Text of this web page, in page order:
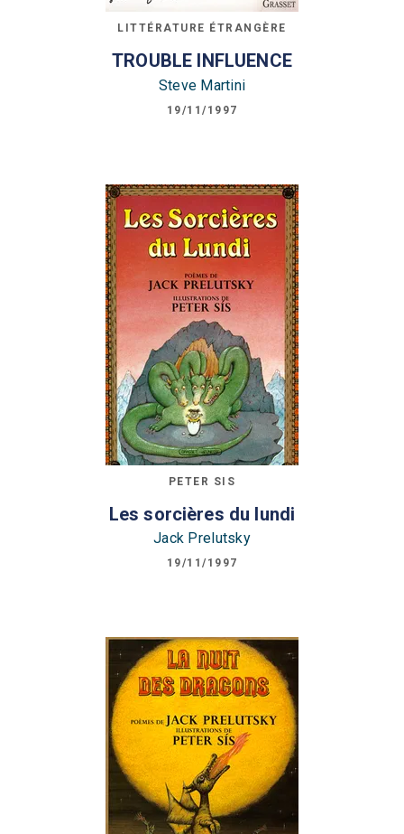
LITTÉRATURE ÉTRANGÈRE
TROUBLE INFLUENCE
Steve Martini
19/11/1997
PETER SIS
Les sorcières du lundi
Jack Prelutsky
19/11/1997